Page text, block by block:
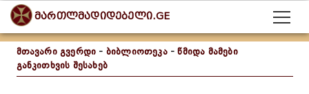
მართლმადიდებელი.GE
მთავარი გვერდი - ბიბლიოთეკა-წმიდა მამები
განკითხვის შესახებ